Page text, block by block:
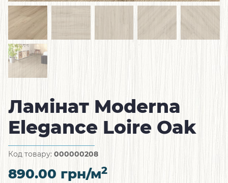
Ламінат Moderna
Elegance Loire Oak
Код товару: 000000208
890.00 грн/м2